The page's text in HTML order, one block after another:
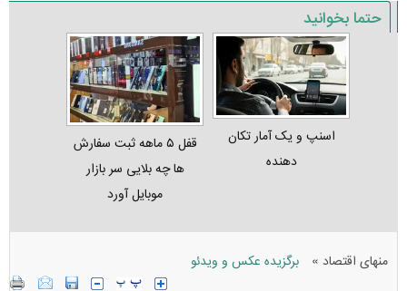
حتما بخوانید
اسنپ و یک آمار تکان‌
دهنده
قفل ۵ ماهه ثبت‌ سفارش‌
ها چه بلایی سر بازار
موبایل آورد
منهای اقتصاد » برگزیده عکس و ویدئو